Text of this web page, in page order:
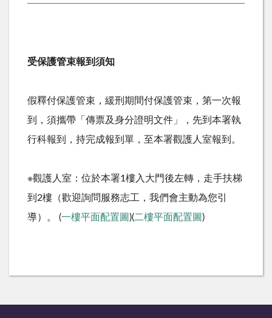
受保護管束報到須知
假釋付保護管束，緩刑期間付保護管束，第一次報
到，須攜帶「傳票及身分證明文件」，先到本署執
行科報到，持完成報到單，至本署觀護人室報到。
※觀護人室：位於本署1樓入大門後左轉，走手扶梯
到2樓（歡迎詢問服務志工，我們會主動為您引
導）。 (一樓平面配置圖)(二樓平面配置圖)